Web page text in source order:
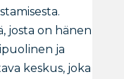
josta on hänen
ja
keskus, joka